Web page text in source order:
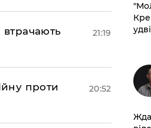
втрачають
21:19
проти
20:52